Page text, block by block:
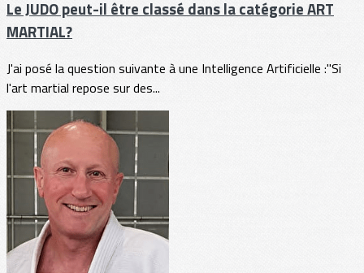
Le JUDO peut-il être classé dans la catégorie ART
MARTIAL?
J'ai posé la question suivante à une Intelligence Artificielle :"Si
l'art martial repose sur des...